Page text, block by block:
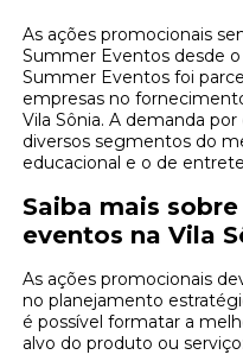
As ações promocionais
Summer Eventos desde o
Summer Eventos foi
empresas no
Vila Sônia. A demanda
diversos segmentos do
educacional e o de
Saiba mais
eventos na Vila
As ações promocionais
no planejamento
é possível formatar a
alvo do produto ou serviço: